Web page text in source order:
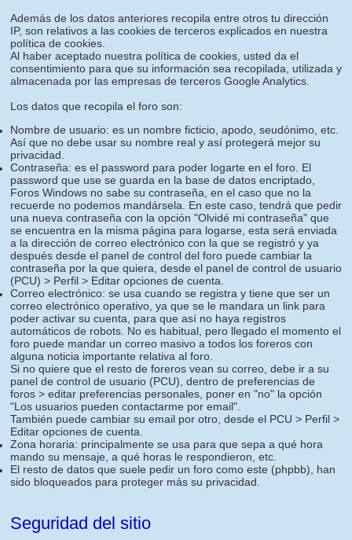
Además de los datos anteriores recopila entre otros tu dirección
IP, son relativos a las cookies de terceros explicados en nuestra
política de cookies.
Al haber aceptado nuestra política de cookies, usted da el
consentimiento para que su información sea recopilada, utilizada y
almacenada por las empresas de terceros Google Analytics.
Los datos que recopila el foro son:
Nombre de usuario: es un nombre ficticio, apodo, seudónimo, etc.
Así que no debe usar su nombre real y así protegerá mejor su
privacidad.
Contraseña: es el password para poder logarte en el foro. El
password que use se guarda en la base de datos encriptado,
Foros Windows no sabe su contraseña, en el caso que no la
recuerde no podemos mandársela. En este caso, tendrá que pedir
una nueva contraseña con la opción "Olvidé mi contraseña" que
se encuentra en la misma página para logarse, esta será enviada
a la dirección de correo electrónico con la que se registró y ya
después desde el panel de control del foro puede cambiar la
contraseña por la que quiera, desde el panel de control de usuario
(PCU) > Perfil > Editar opciones de cuenta.
Correo electrónico: se usa cuando se registra y tiene que ser un
correo electrónico operativo, ya que se le mandara un link para
poder activar su cuenta, para que así no haya registros
automáticos de robots. No es habitual, pero llegado el momento el
foro puede mandar un correo masivo a todos los foreros con
alguna noticia importante relativa al foro.
Si no quiere que el resto de foreros vean su correo, debe ir a su
panel de control de usuario (PCU), dentro de preferencias de
foros > editar preferencias personales, poner en "no" la opción
"Los usuarios pueden contactarme por email".
También puede cambiar su email por otro, desde el PCU > Perfil >
Editar opciones de cuenta.
Zona horaria: principalmente se usa para que sepa a qué hora
mando su mensaje, a qué horas le respondieron, etc.
El resto de datos que suele pedir un foro como este (phpbb), han
sido bloqueados para proteger más su privacidad.
Seguridad del sitio